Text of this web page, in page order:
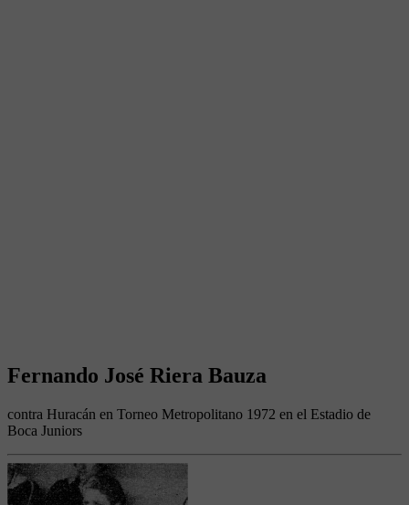
Fernando José Riera Bauza
contra Huracán en Torneo Metropolitano 1972 en el Estadio de
Boca Juniors